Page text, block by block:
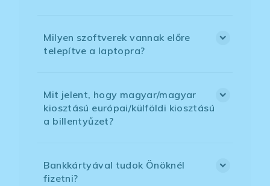
Milyen szoftverek vannak előre
telepítve a laptopra?
Mit jelent, hogy magyar/magyar
kiosztású európai/külföldi kiosztású
a billentyűzet?
Bankkártyával tudok Önöknél
fizetni?